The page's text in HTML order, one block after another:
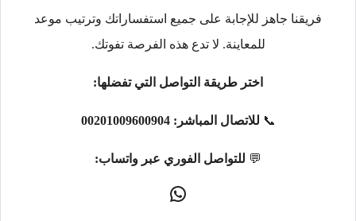
فريقنا جاهز للإجابة على جميع استفساراتك وترتيب موعد
للمعاينة. لا تدع هذه الفرصة تفوتك.
اختر طريقة التواصل التي تفضلها:
📞 للاتصال المباشر: 00201009600904
💬 للتواصل الفوري عبر واتساب: